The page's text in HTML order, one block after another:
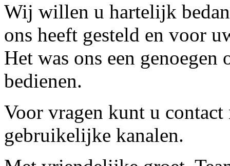
Wij willen u hartelijk
ons heeft gesteld en voor
Het was ons een
bedienen.
Voor vragen kunt u contact
gebruikelijke kanalen.